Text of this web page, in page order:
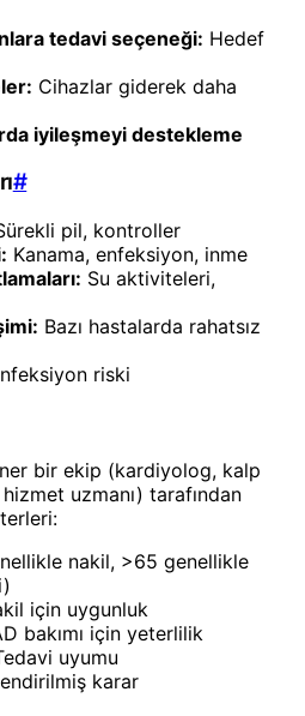
tedavi seçeneği: Hedef
Cihazlar giderek daha
iyileşmeyi destekleme
#
pil, kontroller
Kanama, enfeksiyon, inme
Su aktiviteleri,
Bazı hastalarda rahatsız
riski
bir ekip (kardiyolog, kalp
uzmanı) tarafından
nakil, >65 genellikle
için uygunluk
bakımı için yeterlilik
uyumu
karar